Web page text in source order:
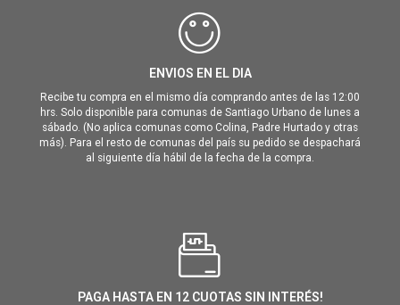
ENVIOS EN EL DIA
Recibe tu compra en el mismo día comprando antes de las 12:00
hrs. Solo disponible para comunas de Santiago Urbano de lunes a
sábado. (No aplica comunas como Colina, Padre Hurtado y otras
más). Para el resto de comunas del país su pedido se despachará
al siguiente día hábil de la fecha de la compra.
PAGA HASTA EN 12 CUOTAS SIN INTERÉS!